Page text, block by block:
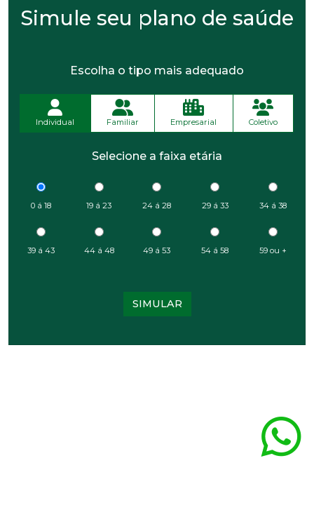
Simule seu plano de saúde
Escolha o tipo mais adequado
Individual Familiar Empresarial Coletivo
Selecione a faixa etária
0 á 18 19 á 23 24 á 28 29 á 33 34 á 38
39 á 43 44 á 48 49 á 53 54 á 58 59 ou +
SIMULAR